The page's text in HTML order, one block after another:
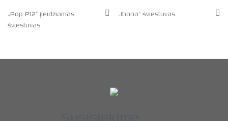
„Pop P12” įleidžiamas
šviestuvas
„Ihana” šviestuvas